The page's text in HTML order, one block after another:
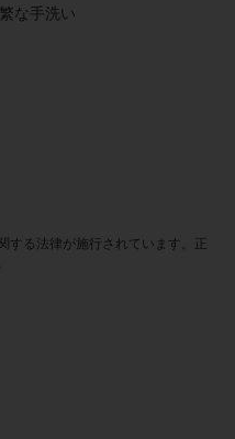
な手洗い
する法律が施行されています。正